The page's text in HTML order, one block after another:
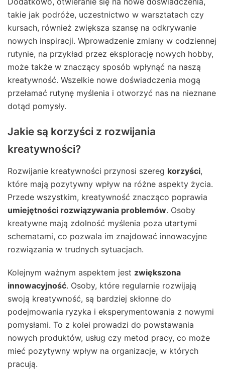
takie jak podróże, uczestnictwo w warsztatach czy
kursach, również zwiększa szansę na odkrywanie
nowych inspiracji. Wprowadzenie zmiany w codziennej
rutynie, na przykład przez eksplorację nowych hobby,
może także w znaczący sposób wpłynąć na naszą
kreatywność. Wszelkie nowe doświadczenia mogą
przełamać rutynę myślenia i otworzyć nas na nieznane
dotąd pomysły.
Jakie są korzyści z rozwijania
kreatywności?
Rozwijanie kreatywności przynosi szereg korzyści,
które mają pozytywny wpływ na różne aspekty życia.
Przede wszystkim, kreatywność znacząco poprawia
umiejętności rozwiązywania problemów. Osoby
kreatywne mają zdolność myślenia poza utartymi
schematami, co pozwala im znajdować innowacyjne
rozwiązania w trudnych sytuacjach.
Kolejnym ważnym aspektem jest zwiększona
innowacyjność. Osoby, które regularnie rozwijają
swoją kreatywność, są bardziej skłonne do
podejmowania ryzyka i eksperymentowania z nowymi
pomysłami. To z kolei prowadzi do powstawania
nowych produktów, usług czy metod pracy, co może
mieć pozytywny wpływ na organizacje, w których
pracują.